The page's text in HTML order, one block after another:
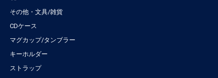
その他・文具/雑貨
CDケース
マグカップ/タンブラー
キーホルダー
ストラップ